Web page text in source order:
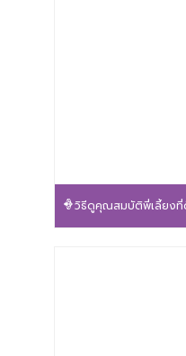
วิธีดูคุณสมบัติพี่เลี้ยงที่ดีในปี